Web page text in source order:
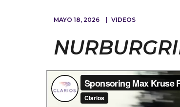
MAYO 18, 2026 VIDEOS